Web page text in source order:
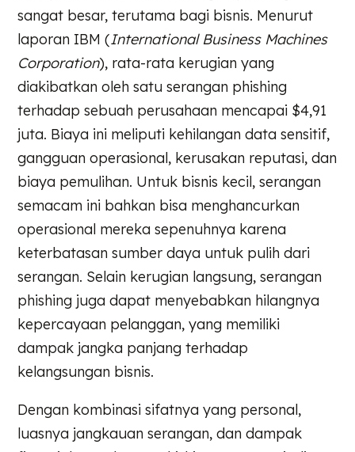
sangat besar, terutama bagi bisnis. Menurut
laporan IBM (International Business Machines
Corporation), rata-rata kerugian yang
diakibatkan oleh satu serangan phishing
terhadap sebuah perusahaan mencapai $4,91
juta. Biaya ini meliputi kehilangan data sensitif,
gangguan operasional, kerusakan reputasi, dan
biaya pemulihan. Untuk bisnis kecil, serangan
semacam ini bahkan bisa menghancurkan
operasional mereka sepenuhnya karena
keterbatasan sumber daya untuk pulih dari
serangan. Selain kerugian langsung, serangan
phishing juga dapat menyebabkan hilangnya
kepercayaan pelanggan, yang memiliki
dampak jangka panjang terhadap
kelangsungan bisnis.
Dengan kombinasi sifatnya yang personal,
luasnya jangkauan serangan, dan dampak